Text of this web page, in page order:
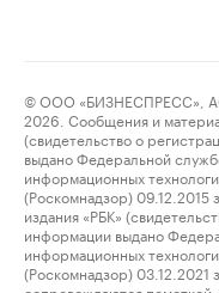
© ООО «БИЗНЕСПРЕСС»,
2026. Сообщения и
(свидетельство о
выдано Федеральной
информационных
(Роскомнадзор)
издания «РБК»
информации выдано
информационных
(Роскомнадзор)